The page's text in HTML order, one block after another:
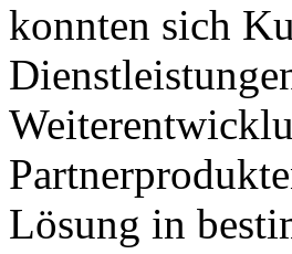
konnten sich
Lösung in